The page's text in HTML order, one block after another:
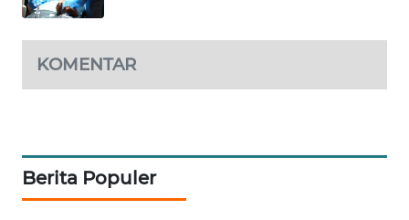
KOMENTAR
Berita Populer
JURNAL
MARITIM
GARONGGANG